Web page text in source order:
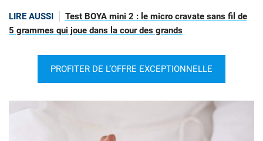
LIRE AUSSI
Test BOYA mini 2 : le micro cravate sans fil de
5 grammes qui joue dans la cour des grands
PROFITER DE L’OFFRE EXCEPTIONNELLE